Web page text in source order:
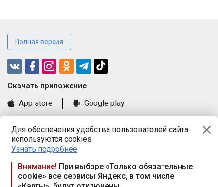
Для обеспечения удобства пользователей сайта
используются cookies.
Узнать подробнее
Внимание! При выборе «Только обязательные
cookie» все сервисы Яндекс, в том числе
Полная версия
Cкачать приложение
App store
Google play
Книга замечаний и предложений
Правила и документы
Praca.by © 2000—2026, ООО «ПРАЦА БАЙ»
Республика Беларусь, 220114, г. Минск, пр-т Независимости
117а, пом. № 9.